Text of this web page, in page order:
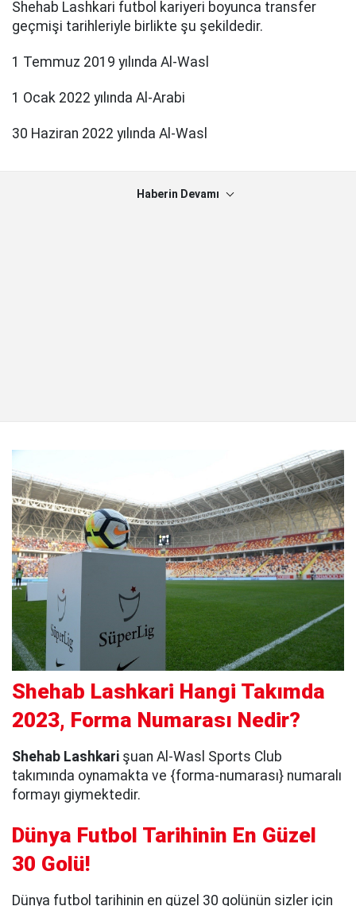
Shehab Lashkari futbol kariyeri boyunca transfer
geçmişi tarihleriyle birlikte şu şekildedir.
1 Temmuz 2019 yılında Al-Wasl
1 Ocak 2022 yılında Al-Arabi
30 Haziran 2022 yılında Al-Wasl
Haberin Devamı
Shehab Lashkari Hangi Takımda
2023, Forma Numarası Nedir?
Shehab Lashkari şuan Al-Wasl Sports Club
takımında oynamakta ve {forma-numarası} numaralı
formayı giymektedir.
Dünya Futbol Tarihinin En Güzel
30 Golü!
Dünya futbol tarihinin en güzel 30 golünün sizler için